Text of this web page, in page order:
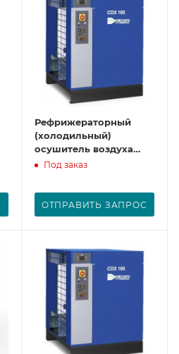
Рефрижераторный
(холодильный)
осушитель воздуха
CDX100
Под заказ
ОТПРАВИТЬ ЗАПРОС